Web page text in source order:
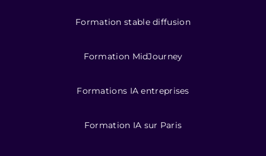
Formation stable diffusion
Formation MidJourney
Formations IA entreprises
Formation IA sur Paris